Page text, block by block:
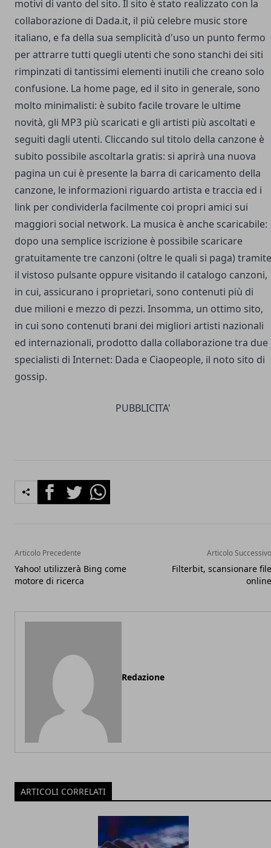
motivi di vanto del sito. Il sito è stato realizzato con la
collaborazione di Dada.it, il più celebre music store
italiano, e fa della sua semplicità d'uso un punto fermo
per attrarre tutti quegli utenti che sono stanchi dei siti
rimpinzati di tantissimi elementi inutili che creano solo
confusione. La home page, ed il sito in generale, sono
molto minimalisti: è subito facile trovare le ultime
novità, gli MP3 più scaricati e gli artisti più ascoltati e
seguiti dagli utenti. Cliccando sul titolo della canzone è
subito possibile ascoltarla gratis: si aprirà una nuova
pagina un cui è presente la barra di caricamento della
canzone, le informazioni riguardo artista e traccia ed i
link per condividerla facilmente coi propri amici sui
maggiori social network. La musica è anche scaricabile:
dopo una semplice iscrizione è possibile scaricare
gratuitamente tre canzoni (oltre le quali si paga) tramite
il vistoso pulsante oppure visitando il catalogo canzoni,
in cui, assicurano i proprietari, sono contenuti più di
due milioni e mezzo di pezzi. Insomma, un ottimo sito,
in cui sono contenuti brani dei migliori artisti nazionali
ed internazionali, prodotto dalla collaborazione tra due
specialisti di Internet: Dada e Ciaopeople, il noto sito di
gossip.
PUBBLICITA'
FacebookTwitterWhatsapp
Articolo Precedente
Yahoo! utilizzerà Bing come
motore di ricerca
Articolo Successivo
Filterbit, scansionare file
online
Redazione
ARTICOLI CORRELATI